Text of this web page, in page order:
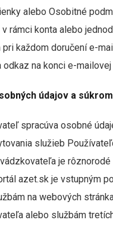
alebo Osobitné
rámci konta alebo
pri každom doručení e-
odkaz na konci e-mailovej
údajov a
spracúva osobné
služieb
je rôznorodé
azet.sk je vstupným
na webových
alebo službám